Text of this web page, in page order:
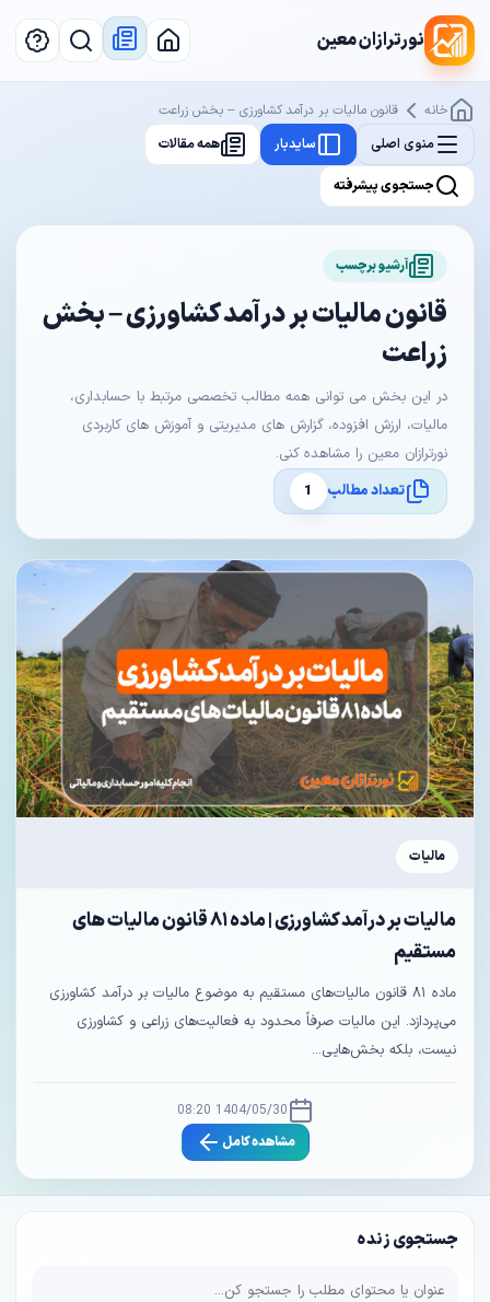
نورترازان معین
جستجوی زنده
خانه
قانون مالیات بر درآمد کشاورزی – بخش زراعت
منوی اصلی
سایدبار همه مقالات
جستجوی پیشرفته
آرشیو برچسب
قانون مالیات بر درآمد کشاورزی – بخش
زراعت
در این بخش می توانی همه مطالب تخصصی مرتبط با حسابداری،
مالیات، ارزش افزوده، گزارش های مدیریتی و آموزش های کاربردی
نورترازان معین را مشاهده کنی.
تعداد مطالب
1
مالیات
مالیات بر درآمد کشاورزی | ماده ۸۱ قانون مالیات های
مستقیم
ماده ۸۱ قانون مالیات‌های مستقیم به موضوع مالیات بر درآمد کشاورزی
می‌پردازد. این مالیات صرفاً محدود به فعالیت‌های زراعی و کشاورزی
نیست، بلکه بخش‌هایی...
1404/05/30 08:20
مشاهده کامل